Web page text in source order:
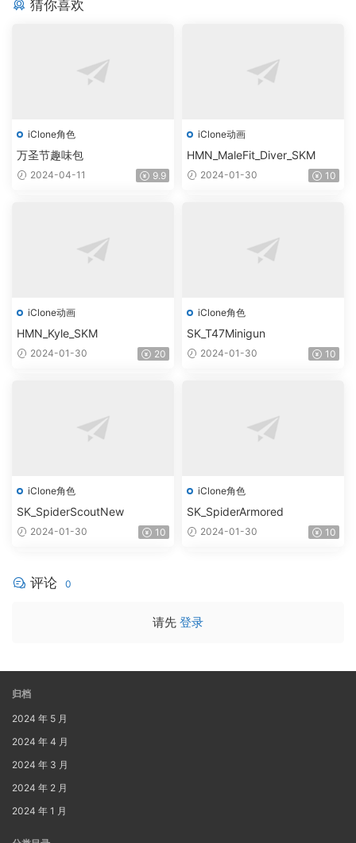
猜你喜欢
iClone角色
万圣节趣味包
2024-04-11 9.9
iClone动画
HMN_MaleFit_Diver_SKM
2024-01-30 10
iClone动画
HMN_Kyle_SKM
2024-01-30 20
iClone角色
SK_T47Minigun
2024-01-30 10
iClone角色
SK_SpiderScoutNew
2024-01-30 10
iClone角色
SK_SpiderArmored
2024-01-30 10
评论 0
请先 登录
归档
2024 年 5 月
2024 年 4 月
2024 年 3 月
2024 年 2 月
2024 年 1 月